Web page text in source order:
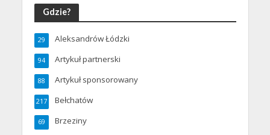
Gdzie?
Aleksandrów Łódzki
29
Artykuł partnerski
94
Artykuł sponsorowany
88
Bełchatów
217
Brzeziny
69